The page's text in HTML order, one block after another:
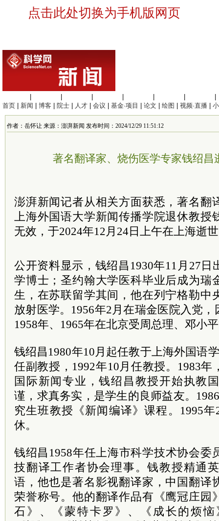
点击此处切换为手机版网页
首页
新闻 博客 院士 人才 会议 基金·项目 论文 绘图 视频·直播
作者：岳怀让 来源：澎湃新闻 发布时间：2024/12/29 11:51:12
著名翻译家、烧伤医学专家钱绍昌
澎湃新闻记者从相关方面获悉，著名翻
上海外国语大学新闻传播学院退休教授
无效，于2024年12月24日上午在上海逝
公开资料显示，钱绍昌1930年11月27日
学博士；圣约翰大学医科毕业后成为瑞
生，在苏联留学其间，他在列宁格勒中
放射医学。1956年2月在瑞金医院入党
1958年、1965年在北京受周总理、 邓小平
钱绍昌1980年10月起任教于上海外国语
任副教授，1992年10月任教授。1983
国际新闻专业，钱绍昌教授开始执教
谨，求真务实，是学生的良师益友。
究生班教授《新闻编译》课程。1995
休。
钱绍昌1958年任上海市科学技术协会委
技翻译工作者协会理事。钱教授精通
语，他也是著名影视翻译家，中国翻译
荣誉称号。他的翻译作品有《鹰冠庄园
石》、《蒙特卡罗》、《成长的烦